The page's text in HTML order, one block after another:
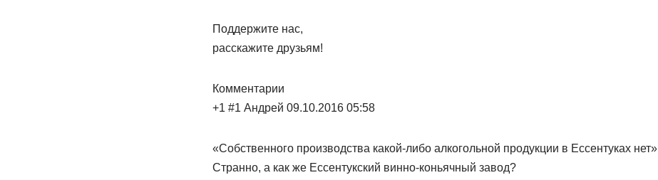
Поддержите нас,
расскажите друзьям!
Комментарии
+1 #1 Андрей 09.10.2016 05:58
«Собственного производства какой-либо алкогольной продукции в Ессентуках нет»
Странно, а как же Ессентукский винно-коньячный завод?